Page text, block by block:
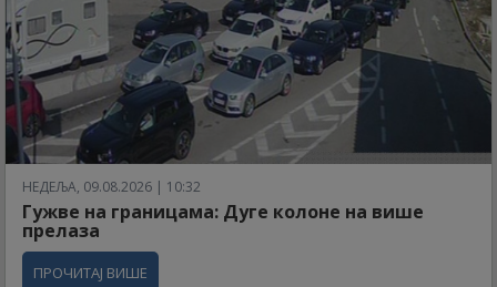
НЕДЕЉА, 09.08.2026 | 10:32
Гужве на границама: Дуге колоне на више
прелаза
ПРОЧИТАЈ ВИШЕ